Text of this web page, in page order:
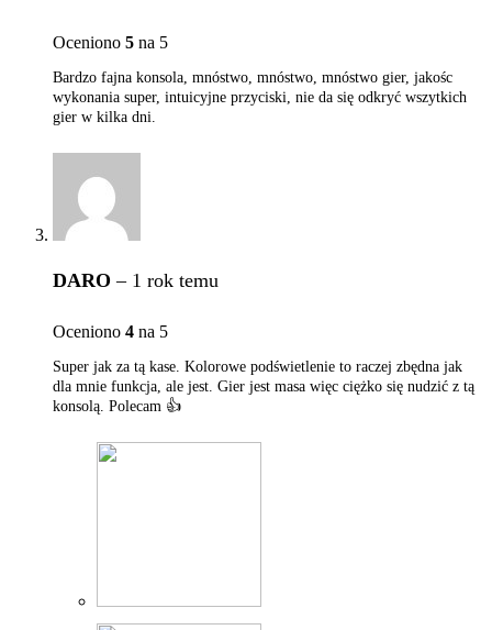
Oceniono 5 na 5
Bardzo fajna konsola, mnóstwo, mnóstwo, mnóstwo gier, jakośc
wykonania super, intuicyjne przyciski, nie da się odkryć wszytkich
gier w kilka dni.
DARO– 1 rok temu
Oceniono 4 na 5
Super jak za tą kase. Kolorowe podświetlenie to raczej zbędna jak
dla mnie funkcja, ale jest. Gier jest masa więc ciężko się nudzić z tą
konsolą. Polecam 👍